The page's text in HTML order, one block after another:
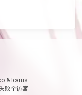
& Icarus
败个访客